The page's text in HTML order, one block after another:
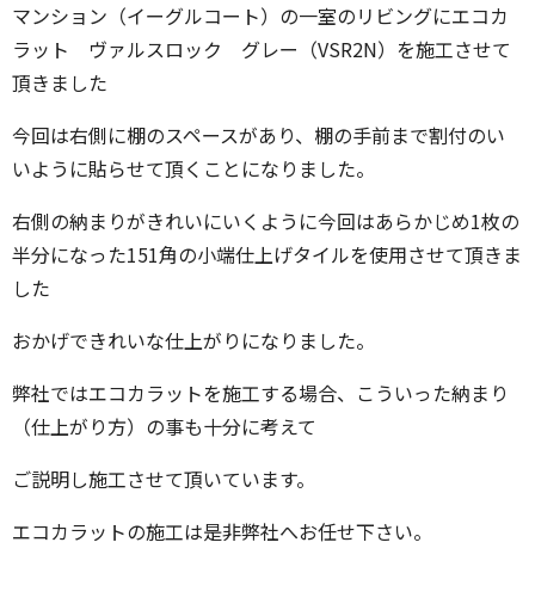
マンション（イーグルコート）の一室のリビングにエコカ
ラット ヴァルスロック グレー（VSR2N）を施工させて
頂きました
今回は右側に棚のスペースがあり、棚の手前まで割付のい
いように貼らせて頂くことになりました。
右側の納まりがきれいにいくように今回はあらかじめ1枚の
半分になった151角の小端仕上げタイルを使用させて頂きま
した
おかげできれいな仕上がりになりました。
弊社ではエコカラットを施工する場合、こういった納まり
（仕上がり方）の事も十分に考えて
ご説明し施工させて頂いています。
エコカラットの施工は是非弊社へお任せ下さい。